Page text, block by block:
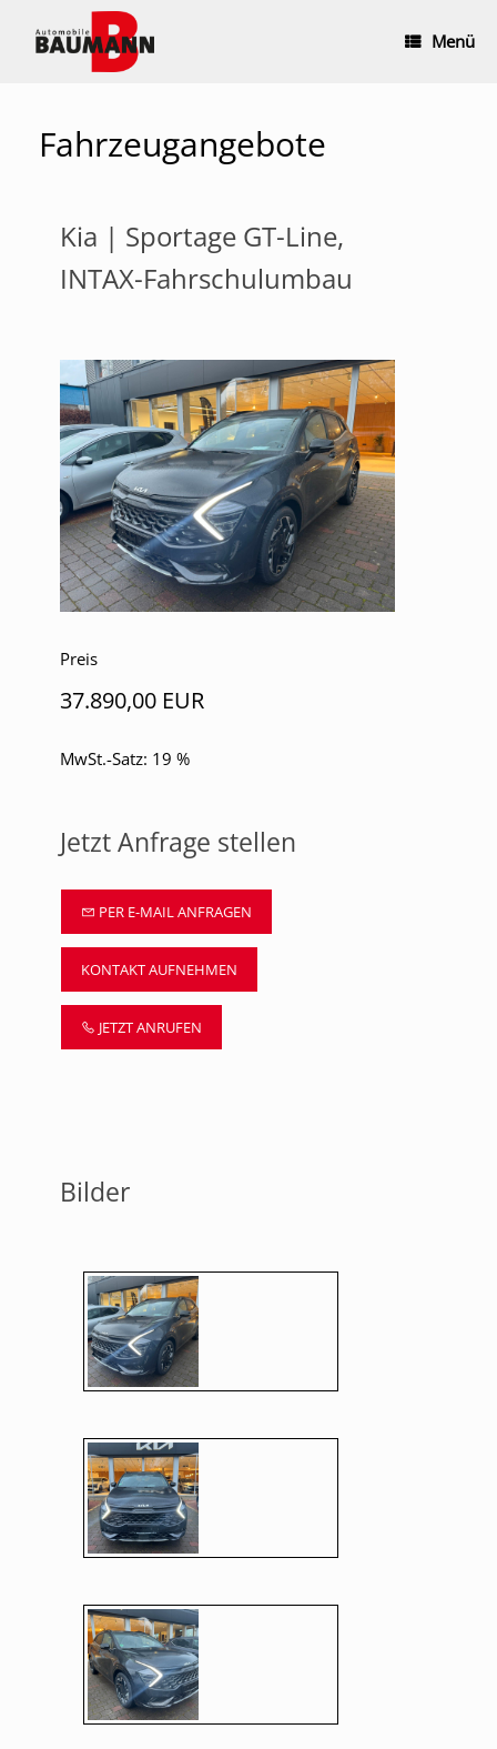
Inhalt
springen
Menü
Fahrzeugangebote
Kia | Sportage GT-Line,
INTAX-Fahrschulumbau
Preis
37.890,00 EUR
MwSt.-Satz: 19 %
Jetzt Anfrage stellen
PER E-MAIL ANFRAGEN
KONTAKT AUFNEHMEN
JETZT ANRUFEN
Bilder